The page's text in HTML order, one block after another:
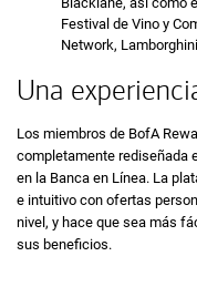
Festival de Vino y
Network, Lamborghini
Una
Los miembros de B of A
BofA
completamente rediseñada
en la Banca en Línea. La
e intuitivo con ofertas
nivel, y hace que sea más
sus beneficios.